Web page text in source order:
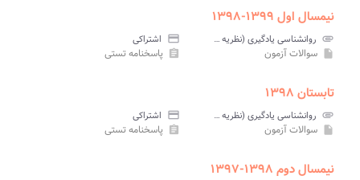
نیمسال اول ۱۳۹۹-۱۳۹۸
attachment روانشناسی یادگیری (نظریه ها و مفاهیم) پیام نور credit_card اشتراکی
insert_drive_file سوالات آزمون assignment پاسخنامه تستی
تابستان ۱۳۹۸
attachment روانشناسی یادگیری (نظریه ها و مفاهیم) پیام نور credit_card اشتراکی
insert_drive_file سوالات آزمون assignment پاسخنامه تستی
نیمسال دوم ۱۳۹۸-۱۳۹۷